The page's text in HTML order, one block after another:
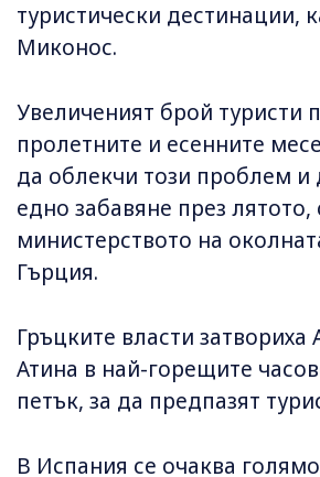
туристически дестинации,
Миконос.
Увеличеният брой туристи
пролетните и есенните
да облекчи този проблем и
едно забавяне през лятото,
министерството на
Гърция.
Гръцките власти затвориха
Атина в най-горещите
петък, за да предпазят
В Испания се очаква